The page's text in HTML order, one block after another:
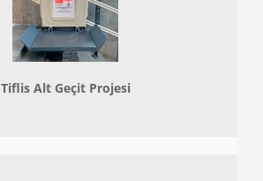
Tiflis Alt Geçit Projesi